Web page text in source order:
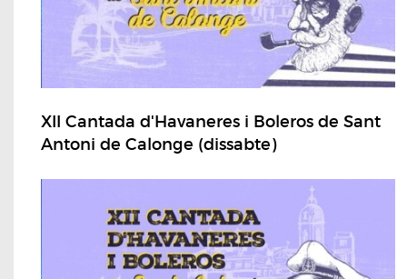
XII Cantada d'Havaneres i Boleros de Sant
Antoni de Calonge (dissabte)